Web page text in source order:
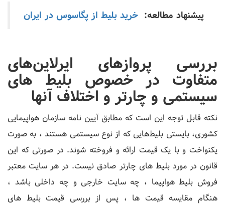
پیشنهاد مطالعه: خرید بلیط از پگاسوس در ایران
بررسی پروازهای ایرلاین‌های
متفاوت در خصوص بلیط های
سیستمی و چارتر و اختلاف آنها
نکته قابل توجه این است که مطابق آیین نامه سازمان هواپیمایی
کشوری، بایستی بلیط‌هایی که از نوع سیستمی هستند ، به صورت
یکنواخت و با یک قیمت ارائه و فروخته شوند. در صورتی که این
قانون در مورد بلیط های چارتر صادق نیست. در هر سایت معتبر
فروش بلیط هواپیما ، چه سایت خارجی و چه داخلی باشد ،
هنگام مقایسه قیمت ها ، پس از بررسی قیمت بلیط های